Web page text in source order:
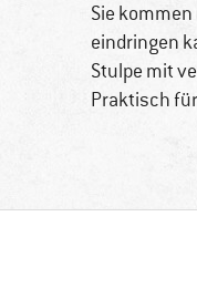
Sie
eindringen
Stulpe mit
Praktisch